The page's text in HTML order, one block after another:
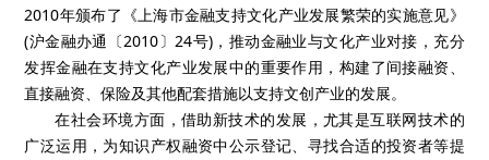
2010年颁布了《上海市金融支持文化产业发展繁荣的实施意见》
(沪金融办通〔2010〕24号)，推动金融业与文化产业对接，充分
发挥金融在支持文化产业发展中的重要作用，构建了间接融资、
直接融资、保险及其他配套措施以支持文创产业的发展。
在社会环境方面，借助新技术的发展，尤其是互联网技术的
广泛运用，为知识产权融资中公示登记、寻找合适的投资者等提